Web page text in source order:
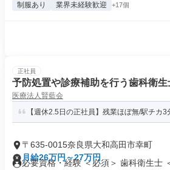
制服あり 業界未経験歓迎 +17個
正社員
予防処置や診療補助を行う歯科衛生
医療法人賢藍会
【週休2.5日の正社員】残業ほぼ無/駅チカ
〒635-0015奈良県大和高田市幸町
月給26万円～27万円
必要資格・経験 ＜必須＞ 歯科衛生士